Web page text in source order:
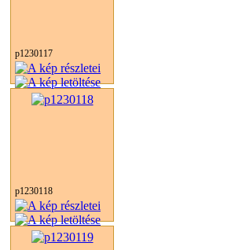
p1230117
p1230118